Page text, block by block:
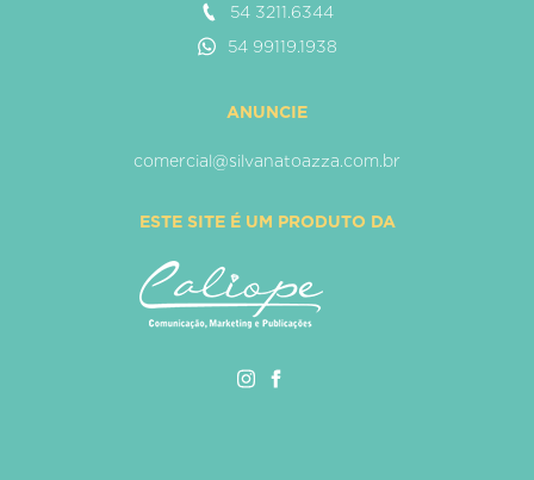
54 3211.6344
54 99119.1938
ANUNCIE
comercial@silvanatoazza.com.br
ESTE SITE É UM PRODUTO DA